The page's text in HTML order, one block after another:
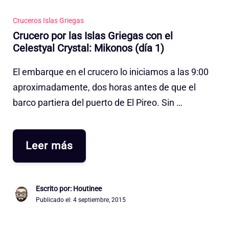
Cruceros Islas Griegas
Crucero por las Islas Griegas con el
Celestyal Crystal: Mikonos (día 1)
El embarque en el crucero lo iniciamos a las 9:00
aproximadamente, dos horas antes de que el
barco partiera del puerto de El Pireo. Sin …
Leer más
Escrito por: Houtinee
Publicado el: 4 septiembre, 2015